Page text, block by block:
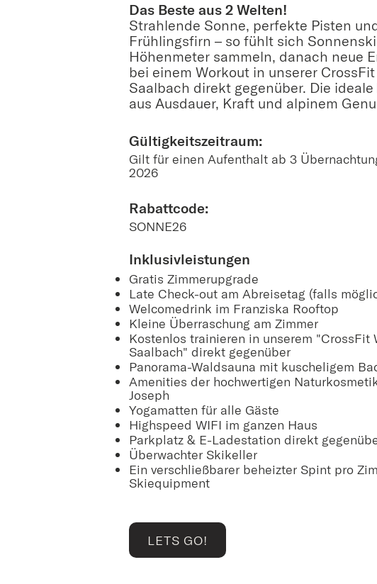
Das Beste aus 2 Welten!
Strahlende Sonne, perfekte Pisten
Frühlingsfirn – so fühlt sich
Höhenmeter sammeln, danach neue
bei einem Workout in unserer
Saalbach direkt gegenüber. Die
aus Ausdauer, Kraft und alpinem
Gültigkeitszeitraum:​
Gilt für einen Aufenthalt ab 3
2026
Rabattcode:​
SONNE26
Inklusivleistungen
Gratis Zimmerupgrade
Late Check-out am Abreisetag (falls
Welcomedrink im Franziska Rooftop
Kleine Überraschung am Zimmer
Kostenlos trainieren in unserem "CrossFit
Saalbach" direkt gegenüber
Panorama-Waldsauna mit kuscheligem
Amenities der hochwertigen
Joseph
Yogamatten für alle Gäste
Highspeed WIFI im ganzen Haus
Parkplatz & E-Ladestation direkt
Überwachter Skikeller
Ein verschließbarer beheizter Spint pro
Skiequipment
LETS GO!